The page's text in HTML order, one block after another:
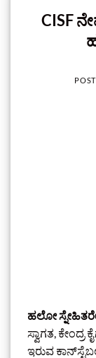
CISF
ಹಲೋ
ಸ್ವಾಗತ, ಕೇಂದ್ರ
ಇರುವ